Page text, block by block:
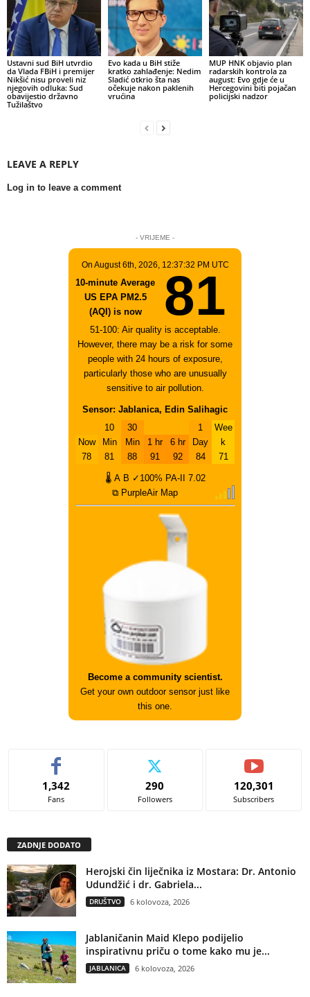
Ustavni sud BiH utvrdio
da Vlada FBiH i premijer
Nikšić nisu proveli niz
njegovih odluka: Sud
obavijestio državno
Tužilaštvo
Evo kada u BiH stiže
kratko zahlađenje: Nedim
Sladić otkrio šta nas
očekuje nakon paklenih
vrućina
MUP HNK objavio plan
radarskih kontrola za
august: Evo gdje će u
Hercegovini biti pojačan
policijski nadzor
LEAVE A REPLY
Log in to leave a comment
- VRIJEME -
On August 6th, 2026, 12:37:32 PM UTC
10-minute Average
US EPA PM2.5
(AQI) is now
81
51-100: Air quality is acceptable.
However, there may be a risk for some
people with 24 hours of exposure,
particularly those who are unusually
sensitive to air pollution.
Sensor: Jablanica, Edin Salihagic
Now
78
10
Min
81
30
Min
88
1 hr
91
6 hr
92
1
Day
84
Wee
k
71
🌡 A B ✓100% PA-II
7.02
⧉ PurpleAir Map
Become a community scientist.
Get your own outdoor sensor just like
this one.
1,342
Fans
290
Followers
120,301
Subscribers
ZADNJE DODATO
Herojski čin liječnika iz Mostara: Dr. Antonio
Udundžić i dr. Gabriela...
DRUŠTVO 6 kolovoza, 2026
Jablaničanin Maid Klepo podijelio
inspirativnu priču o tome kako mu je...
JABLANICA 6 kolovoza, 2026